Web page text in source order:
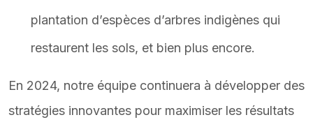
plantation d’espèces d’arbres indigènes qui
restaurent les sols, et bien plus encore.
En 2024, notre équipe continuera à développer des
stratégies innovantes pour maximiser les résultats